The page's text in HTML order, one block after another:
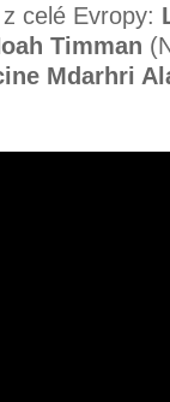
celé Evropy:
Timman
Mdarhri